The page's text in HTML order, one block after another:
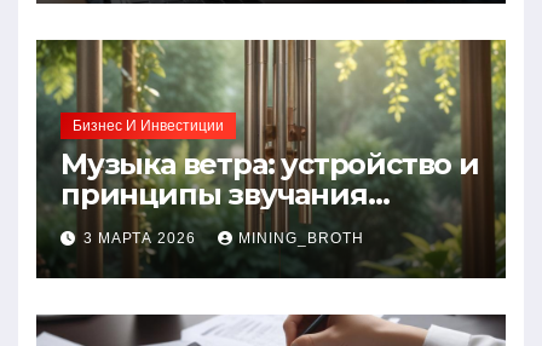
Бизнес И Инвестиции
Музыка ветра: устройство и
принципы звучания
колокольчиков
3 МАРТА 2026 MINING_BROTH